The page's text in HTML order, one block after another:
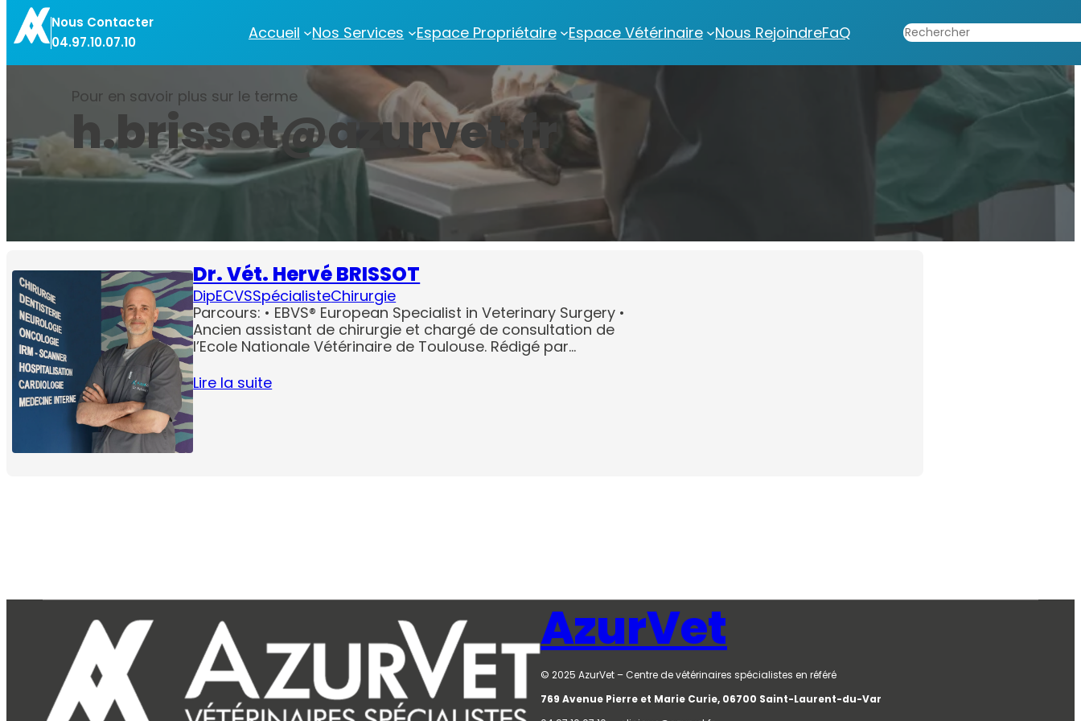
Aller
au
contenu
Nous Contacter
04.97.10.07.10
Accueil Nos Services Espace Propriétaire Espace Vétérinaire Nous RejoindreFaQ Rechercher
Pour en savoir plus sur le terme
h.brissot@azurvet.fr
Dr. Vét. Hervé BRISSOT
DipECVSSpécialisteChirurgie
Parcours: • EBVS® European Specialist in Veterinary Surgery •
Ancien assistant de chirurgie et chargé de consultation de
l’Ecole Nationale Vétérinaire de Toulouse. Rédigé par…
Lire la suite
AzurVet
© 2025 AzurVet – Centre de vétérinaires spécialistes en référé
769 Avenue Pierre et Marie Curie, 06700 Saint-Laurent-du-Var